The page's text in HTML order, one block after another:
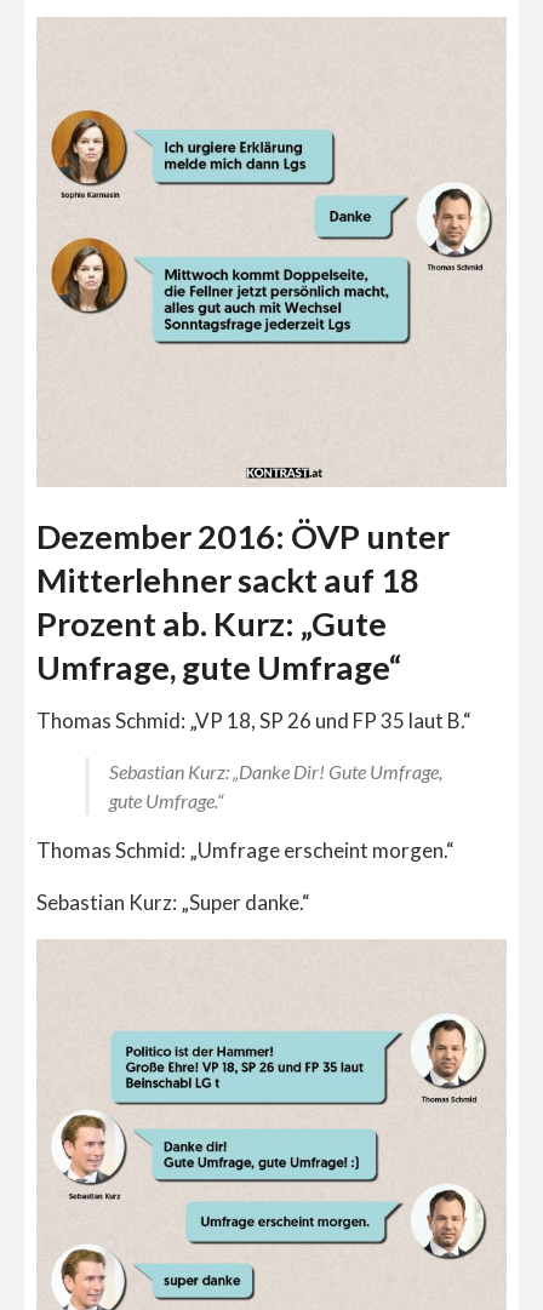
Dezember 2016: ÖVP unter
Mitterlehner sackt auf 18
Prozent ab. Kurz: „Gute
Umfrage, gute Umfrage“
Thomas Schmid: „VP 18, SP 26 und FP 35 laut B.“
Sebastian Kurz: „Danke Dir! Gute Umfrage,
gute Umfrage.“
Thomas Schmid: „Umfrage erscheint morgen.“
Sebastian Kurz: „Super danke.“